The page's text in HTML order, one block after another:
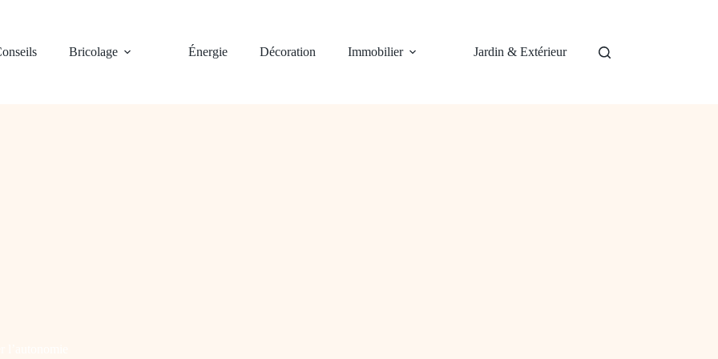
Bricolage Énergie Décoration Immobilier Jardin & Extérieur